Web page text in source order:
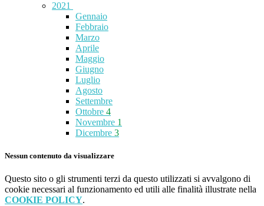
2021
Gennaio
Febbraio
Marzo
Aprile
Maggio
Giugno
Luglio
Agosto
Settembre
Ottobre 4
Novembre 1
Dicembre 3
Nessun contenuto da visualizzare
Questo sito o gli strumenti terzi da questo utilizzati si avvalgono di
cookie necessari al funzionamento ed utili alle finalità illustrate nella
COOKIE POLICY.